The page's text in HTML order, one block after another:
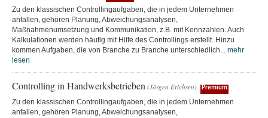
Zu den klassischen Controllingaufgaben, die in jedem Unternehmen
anfallen, gehören Planung, Abweichungsanalysen,
Maßnahmenumsetzung und Kommunikation, z.B. mit Kennzahlen. Auch
Kalkulationen werden häufig mit Hilfe des Controllings erstellt. Hinzu
kommen Aufgaben, die von Branche zu Branche unterschiedlich... mehr
lesen
Controlling in Handwerksbetrieben (Jörgen Erichsen) Premium
Zu den klassischen Controllingaufgaben, die in jedem Unternehmen
anfallen, gehören Planung, Abweichungsanalysen,